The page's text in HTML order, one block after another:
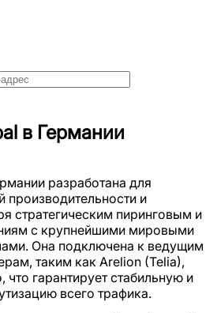
в Германии
разработана для
производительности и
стратегическим пиринговым и
с крупнейшими мировыми
Она подключена к ведущим
таким как Arelion (Telia),
что гарантирует стабильную и
всего трафика.